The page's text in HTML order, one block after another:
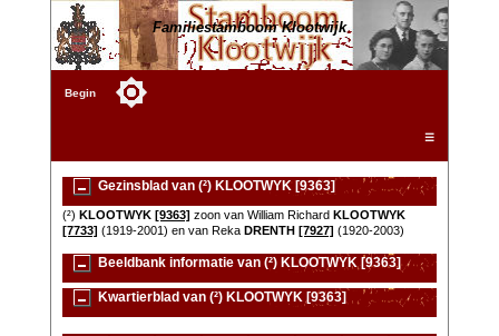
Familiestamboom Klootwijk
Begin
☰
Gezinsblad van (²) KLOOTWYK [9363]
(²) KLOOTWYK [9363] zoon van William Richard KLOOTWYK
[7733] (1919-2001) en van Reka DRENTH [7927] (1920-2003)
Beeldbank informatie van (²) KLOOTWYK [9363]
Kwartierblad van (²) KLOOTWYK [9363]